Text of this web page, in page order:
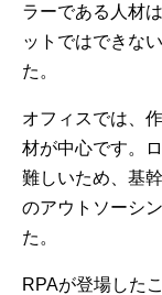
ラーである人材
ットではできな
た。
オフィスでは、
材が中心です。
難しいため、基
のアウトソーシ
た。
RPAが登場した